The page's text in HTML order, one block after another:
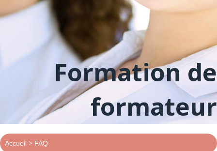
Formation de
formateur
Accueil > FAQ